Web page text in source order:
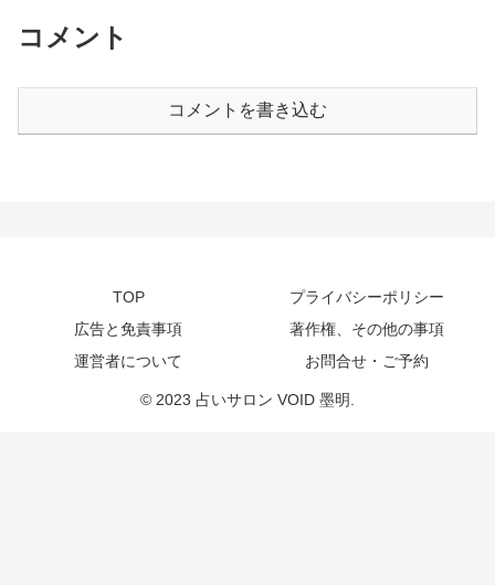
コメント
コメントを書き込む
TOP
プライバシーポリシー
広告と免責事項
著作権、その他の事項
運営者について
お問合せ・ご予約
© 2023 占いサロン VOID 墨明.